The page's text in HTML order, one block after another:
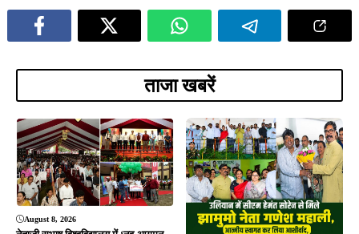
ताजा खबरें
August 8, 2026